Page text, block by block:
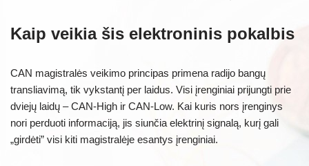
Kaip veikia šis elektroninis pokalbis
CAN magistralės veikimo principas primena radijo bangų
transliavimą, tik vykstantį per laidus. Visi įrenginiai prijungti prie
dviejų laidų – CAN-High ir CAN-Low. Kai kuris nors įrenginys
nori perduoti informaciją, jis siunčia elektrinį signalą, kurį gali
„girdėti” visi kiti magistralėje esantys įrenginiai.